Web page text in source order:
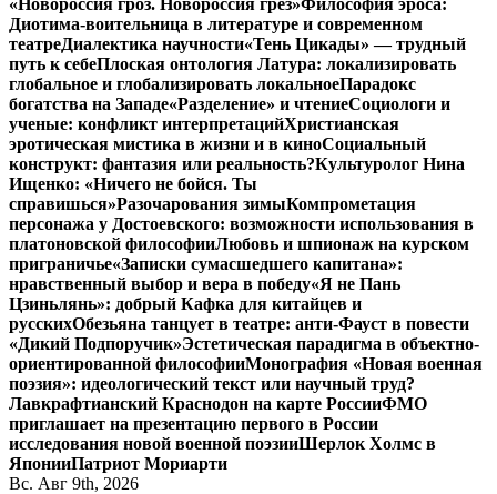
«Новороссия гроз. Новороссия грёз»Философия эроса:
Диотима-воительница в литературе и современном
театреДиалектика научности«Тень Цикады» — трудный
путь к себеПлоская онтология Латура: локализировать
глобальное и глобализировать локальноеПарадокс
богатства на Западе«Разделение» и чтениеСоциологи и
ученые: конфликт интерпретацийХристианская
эротическая мистика в жизни и в киноСоциальный
конструкт: фантазия или реальность?Культуролог Нина
Ищенко: «Ничего не бойся. Ты
справишься»Разочарования зимыКомпрометация
персонажа у Достоевского: возможности использования в
платоновской философииЛюбовь и шпионаж на курском
приграничье«Записки сумасшедшего капитана»:
нравственный выбор и вера в победу«Я не Пань
Цзиньлянь»: добрый Кафка для китайцев и
русскихОбезьяна танцует в театре: анти-Фауст в повести
«Дикий Подпоручик»Эстетическая парадигма в объектно-
ориентированной философииМонография «Новая военная
поэзия»: идеологический текст или научный труд?
Лавкрафтианский Краснодон на карте РоссииФМО
приглашает на презентацию первого в России
исследования новой военной поэзииШерлок Холмс в
ЯпонииПатриот Мориарти
Вс. Авг 9th, 2026